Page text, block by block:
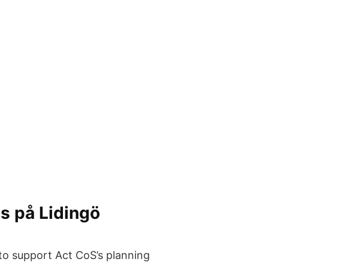
på Lidingö
support Act CoS’s planning